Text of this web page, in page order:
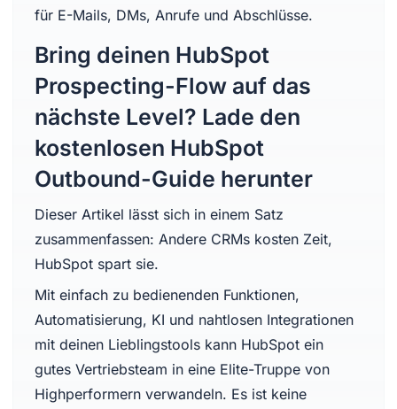
für E-Mails, DMs, Anrufe und Abschlüsse.
Bring deinen HubSpot
Prospecting-Flow auf das
nächste Level? Lade den
kostenlosen HubSpot
Outbound-Guide herunter
Dieser Artikel lässt sich in einem Satz
zusammenfassen: Andere CRMs kosten Zeit,
HubSpot spart sie.
Mit einfach zu bedienenden Funktionen,
Automatisierung, KI und nahtlosen Integrationen
mit deinen Lieblingstools kann HubSpot ein
gutes Vertriebsteam in eine Elite-Truppe von
Highperformern verwandeln. Es ist keine